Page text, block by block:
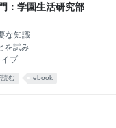
ていた
：学園生活研究部
な知識
を試み
ブラ
をやっ
読む ebook